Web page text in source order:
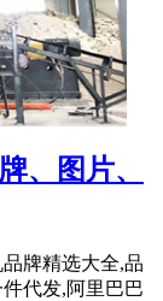
、图片、
牌精选大全,品
代发,阿里巴巴